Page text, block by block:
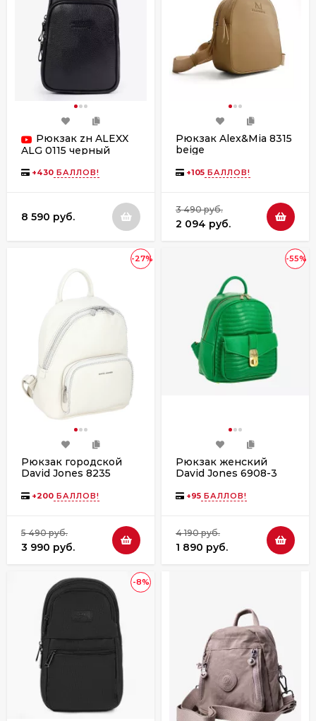
Рюкзак zн ALEXX
ALG 0115 черный
+430 БАЛЛОВ!
8 590 руб.
Рюкзак Alex&Mia 8315
beige
+105 БАЛЛОВ!
3 490 руб.
2 094 руб.
-27%
Рюкзак городской
David Jones 8235
+200 БАЛЛОВ!
5 490 руб.
3 990 руб.
-55%
Рюкзак женский
David Jones 6908-3
+95 БАЛЛОВ!
4 190 руб.
1 890 руб.
-8%